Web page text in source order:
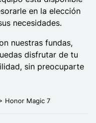
en la elección
necesidades.
nuestras fundas,
disfrutar de tu
sin preocuparte
Honor Magic 7